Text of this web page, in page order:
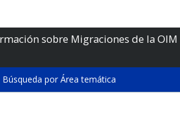
sobre Migraciones de la OIM
Búsqueda por Área temática